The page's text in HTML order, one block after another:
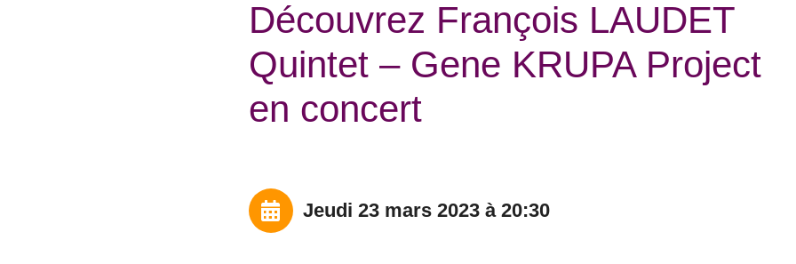
Découvrez François LAUDET
Quintet – Gene KRUPA Project
en concert
jeudi 23 mars 2023 à 20:30